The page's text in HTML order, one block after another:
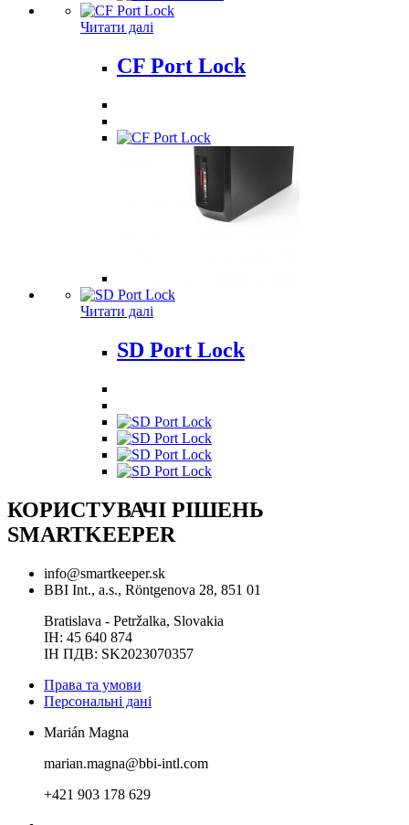
Читати далі
СF Port Lock
Читати далі
SD Port Lock
КОРИСТУВАЧІ РІШЕНЬ
SMARTKEEPER
info@smartkeeper.sk
BBI Int., a.s., Röntgenova 28, 851 01
Bratislava - Petržalka, Slovakia
ІН: 45 640 874
ІН ПДВ: SK2023070357
Права та умови
Персональнi данi
Marián Magna
marian.magna@bbi-intl.com
+421 903 178 629